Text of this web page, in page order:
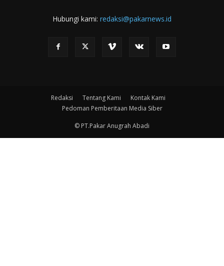
Hubungi kami: redaksi@pakarnews.id
Redaksi Tentang Kami
Kontak Kami
Pedoman Pemberitaan Media Siber
© PT.Pakar Anugrah Abadi